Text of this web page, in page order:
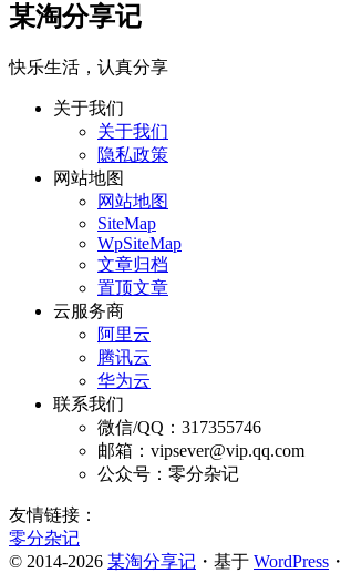
某淘分享记
快乐生活，认真分享
关于我们
关于我们
隐私政策
网站地图
网站地图
SiteMap
WpSiteMap
文章归档
置顶文章
云服务商
阿里云
腾讯云
华为云
联系我们
微信/QQ：317355746
邮箱：vipsever@vip.qq.com
公众号：零分杂记
友情链接：
零分杂记
© 2014-2026 某淘分享记 ・基于 WordPress ・